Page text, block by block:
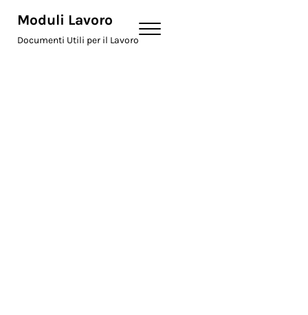
Moduli Lavoro
Documenti Utili per il Lavoro
Menu